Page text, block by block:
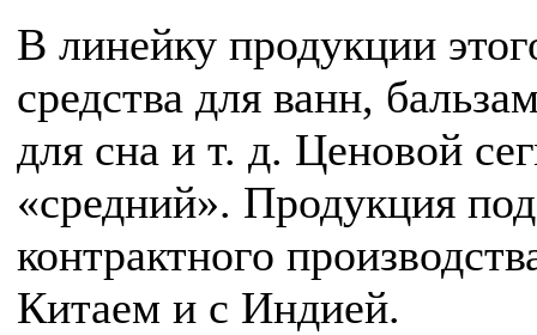
В линейку продукции
средства для ванн,
для сна и т. д. Ценовой
«средний». Продукция
контрактного
Китаем и с Индией.